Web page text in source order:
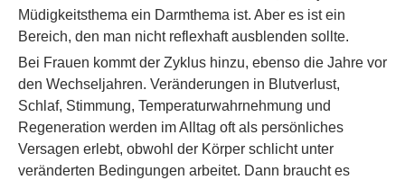
Müdigkeitsthema ein Darmthema ist. Aber es ist ein
Bereich, den man nicht reflexhaft ausblenden sollte.
Bei Frauen kommt der Zyklus hinzu, ebenso die Jahre vor
den Wechseljahren. Veränderungen in Blutverlust,
Schlaf, Stimmung, Temperaturwahrnehmung und
Regeneration werden im Alltag oft als persönliches
Versagen erlebt, obwohl der Körper schlicht unter
veränderten Bedingungen arbeitet. Dann braucht es